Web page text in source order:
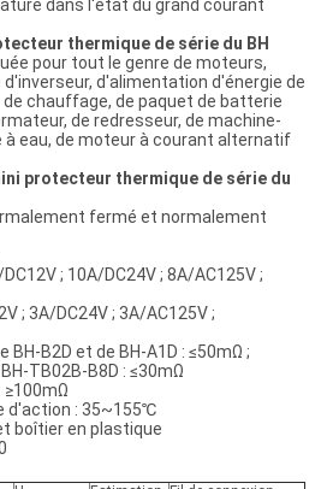
dans l'état du grand courant
thermique de série du BH
pour tout le genre de moteurs,
d'alimentation d'énergie de
chauffage, de paquet de batterie
de redresseur, de machine-
eau, de moteur à courant alternatif
protecteur thermique de série du
fermé et normalement
; 10A/DC24V ; 8A/AC125V ;
; 3A/DC24V ; 3A/AC125V ;
B2D et de BH-A1D : ≤50mΩ ;
TB02B-B8D : ≤30mΩ
≥100mΩ
d'action : 35~155℃
boîtier en plastique